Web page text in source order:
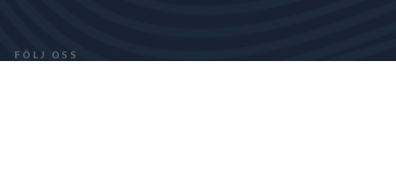
FÖLJ OSS